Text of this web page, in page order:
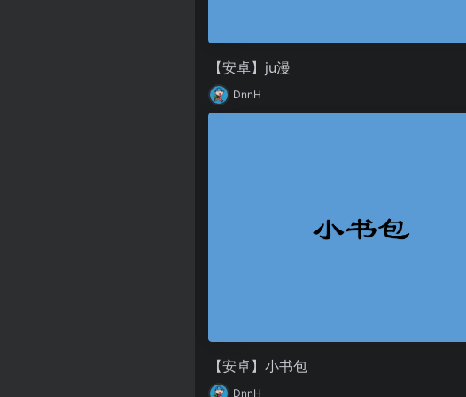
【安卓】ju漫
DnnH
【安卓】小书包
DnnH